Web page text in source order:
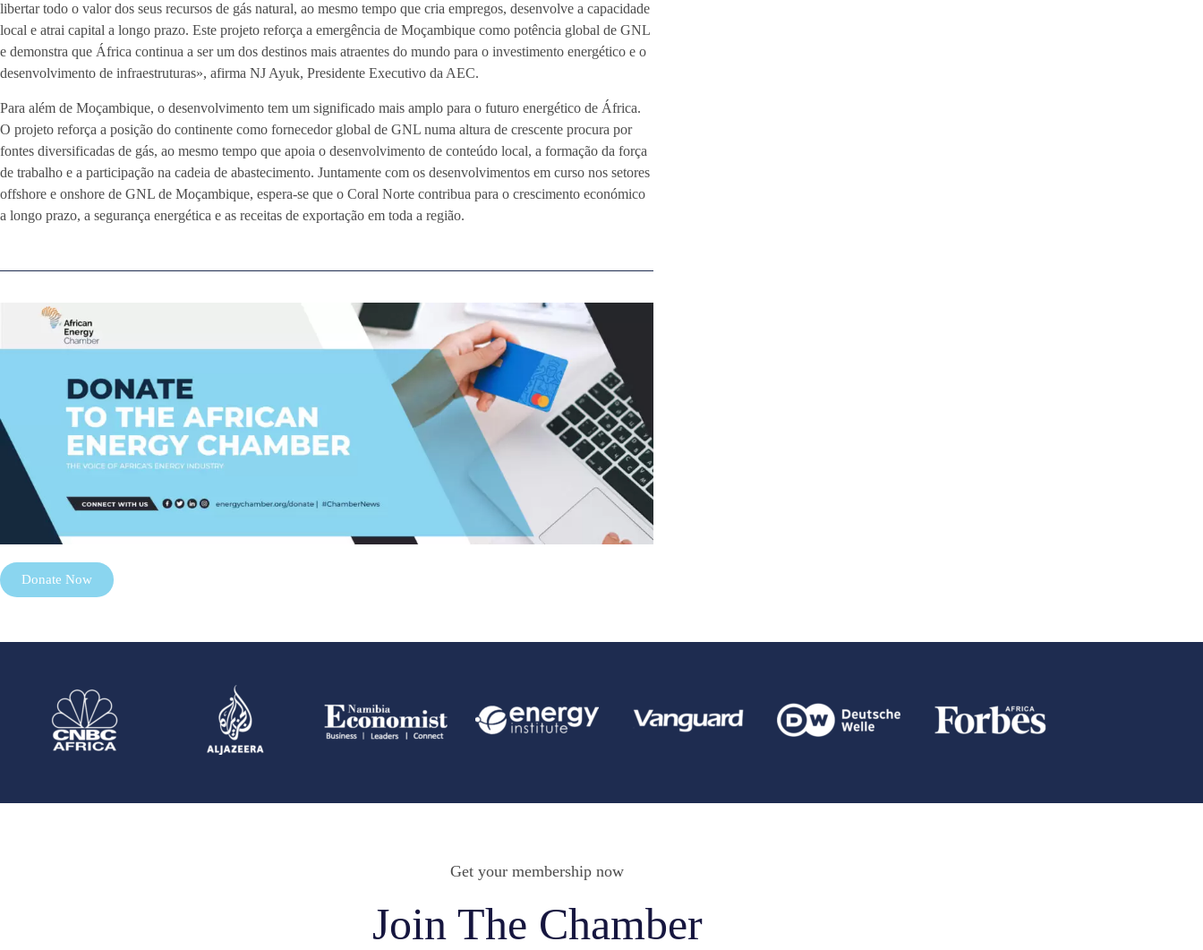
libertar todo o valor dos seus recursos de gás natural, ao mesmo tempo que cria empregos, desenvolve a capacidade
local e atrai capital a longo prazo. Este projeto reforça a emergência de Moçambique como potência global de GNL
e demonstra que África continua a ser um dos destinos mais atraentes do mundo para o investimento energético e o
desenvolvimento de infraestruturas», afirma NJ Ayuk, Presidente Executivo da AEC.
Para além de Moçambique, o desenvolvimento tem um significado mais amplo para o futuro energético de África.
O projeto reforça a posição do continente como fornecedor global de GNL numa altura de crescente procura por
fontes diversificadas de gás, ao mesmo tempo que apoia o desenvolvimento de conteúdo local, a formação da força
de trabalho e a participação na cadeia de abastecimento. Juntamente com os desenvolvimentos em curso nos setores
offshore e onshore de GNL de Moçambique, espera-se que o Coral Norte contribua para o crescimento económico
a longo prazo, a segurança energética e as receitas de exportação em toda a região.
Donate Now
Get your membership now
Join The Chamber